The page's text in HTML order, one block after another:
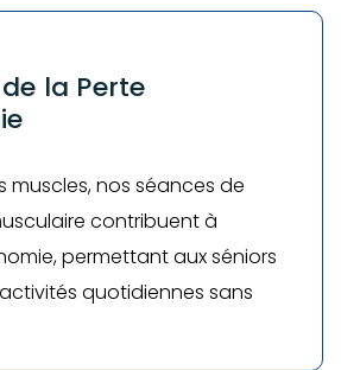
la Perte
muscles, nos séances de
contribuent à
permettant aux séniors
quotidiennes sans